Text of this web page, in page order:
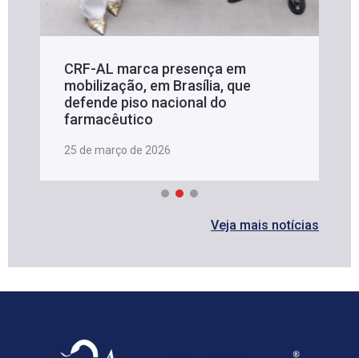
CRF-AL marca presença em
mobilização, em Brasília, que
defende piso nacional do
farmacêutico
25 de março de 2026
Veja mais notícias